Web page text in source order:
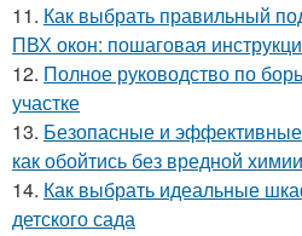
11. Как выбрать правильный
ПВХ окон: пошаговая
12. Полное руководство по
участке
13. Безопасные и
как обойтись без вредной химии
14. Как выбрать идеальные
детского сада